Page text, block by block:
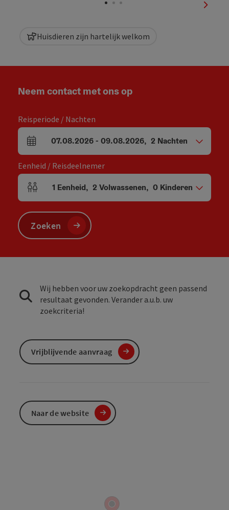
Huisdieren zijn hartelijk welkom
Neem contact met ons op
Reisperiode / Nachten
Velden voor aankomst en vertrek
07.08.2026- 09.08.2026, 2 Nachten
Eenheid / Reisdeelnemer
Aantal eenheden en persoonsvelden
1 Eenheid, 2 Volwassenen, 0 Kinderen
Zoeken
Wij hebben voor uw zoekopdracht geen passend
resultaat gevonden. Verander a.u.b. uw
zoekcriteria!
Vrijblijvende aanvraag
Naar de website